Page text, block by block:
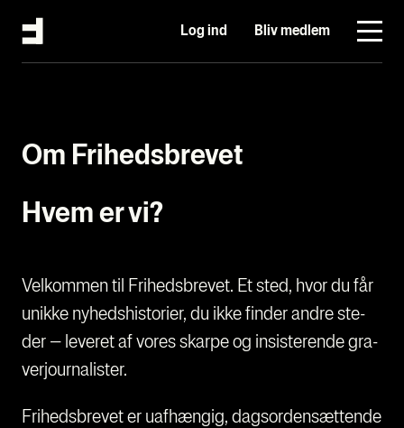
Log ind Bliv medlem
Om Fri­heds­bre­vet
Hvem er vi?
Vel­kom­men til Fri­heds­bre­vet. Et sted, hvor du får
unik­ke nyheds­hi­sto­ri­er, du ikke fin­der andre ste­
der – leve­ret af vores skar­pe og insi­ste­ren­de gra­
verjour­na­li­ster.
Fri­heds­bre­vet er uaf­hæn­gig, dags­or­den­sæt­ten­de